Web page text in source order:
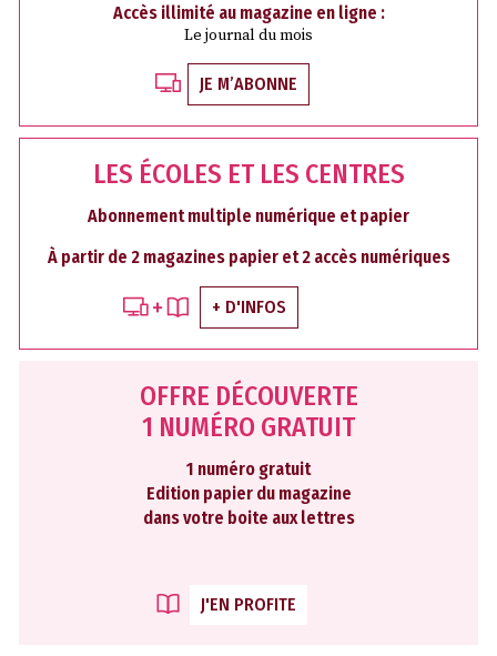
Accès illimité au magazine en ligne :
Le journal du mois
JE M’ABONNE
LES ÉCOLES ET LES CENTRES
Abonnement multiple numérique et papier
À partir de 2 magazines papier et 2 accès numériques
+ D'INFOS
OFFRE DÉCOUVERTE
1 NUMÉRO GRATUIT
1 numéro gratuit
Edition papier du magazine
dans votre boite aux lettres
J'EN PROFITE